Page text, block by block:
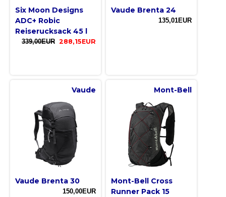
Six Moon Designs
ADC+ Robic
Reiserucksack 45 l
339,00EUR 288,15EUR
Vaude Brenta 24
135,01EUR
Vaude
Vaude Brenta 30
150,00EUR
Mont-Bell
Mont-Bell Cross
Runner Pack 15